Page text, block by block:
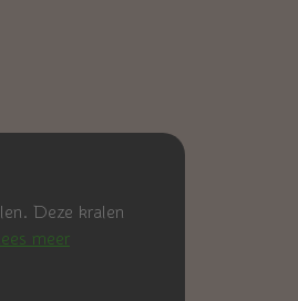
Deze kralen
meer